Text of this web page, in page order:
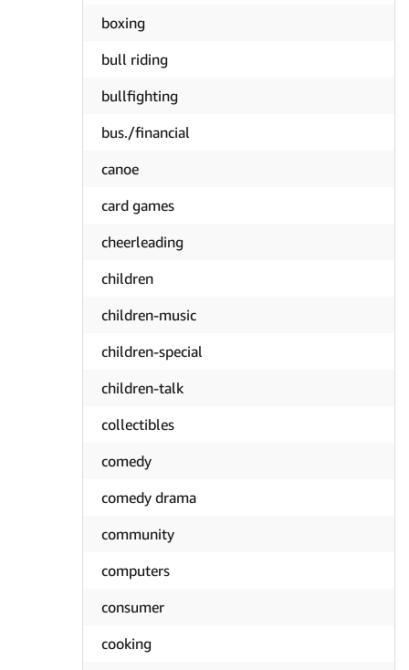
boxing
bull riding
bullfighting
bus./financial
canoe
card games
cheerleading
children
children-music
children-special
children-talk
collectibles
comedy
comedy drama
community
computers
consumer
cooking